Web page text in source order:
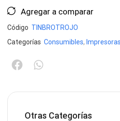
Agregar a comparar
Código TINBROTROJO
Categorías Consumibles,
Otras Categorías